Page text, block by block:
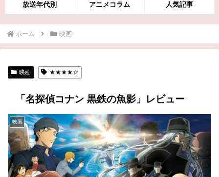
放送年代別 アニメコラム 人気記事
ホーム 映画
映画 ★★★★☆
「名探偵コナン 黒鉄の魚影」レビュー
映画